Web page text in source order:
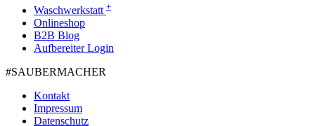
Waschwerkstatt +
Onlineshop
B2B Blog
Aufbereiter Login
#SAUBER­MACHER
Kontakt
Impressum
Datenschutz